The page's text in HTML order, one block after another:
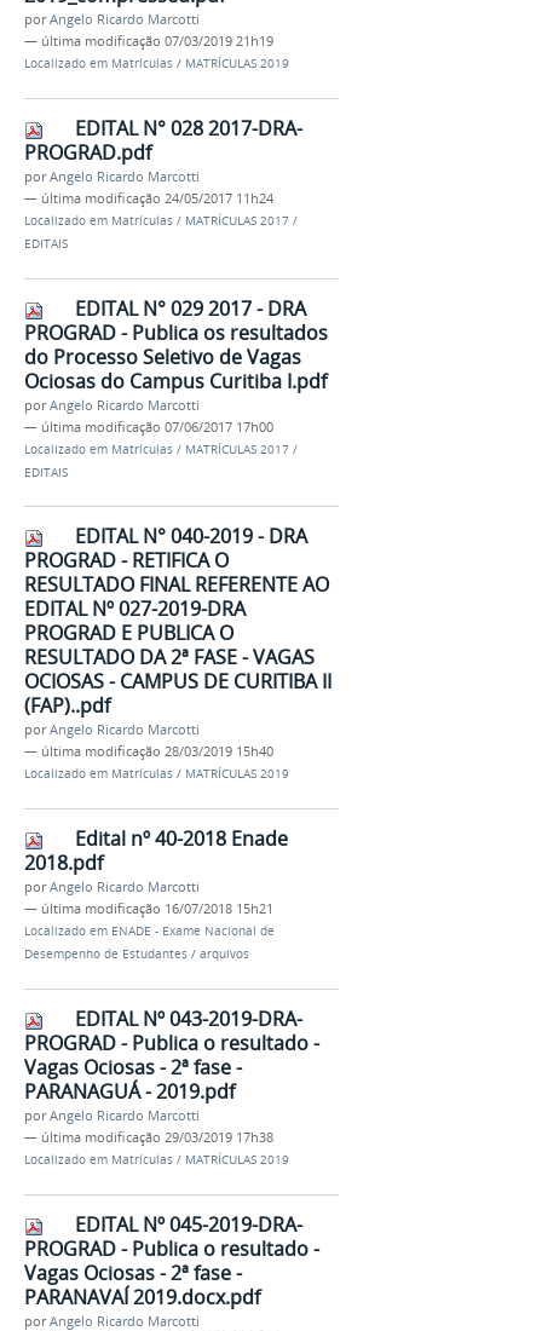
porAngelo Ricardo Marcotti
— última modificação 07/03/2019 21h19
Localizado em Matrículas / MATRÍCULAS 2019
EDITAL N° 028 2017-DRA-
PROGRAD.pdf
porAngelo Ricardo Marcotti
— última modificação 24/05/2017 11h24
Localizado em Matrículas / MATRÍCULAS 2017 /
EDITAIS
EDITAL N° 029 2017 - DRA
PROGRAD - Publica os resultados
do Processo Seletivo de Vagas
Ociosas do Campus Curitiba I.pdf
porAngelo Ricardo Marcotti
— última modificação 07/06/2017 17h00
Localizado em Matrículas / MATRÍCULAS 2017 /
EDITAIS
EDITAL N° 040-2019 - DRA
PROGRAD - RETIFICA O
RESULTADO FINAL REFERENTE AO
EDITAL Nº 027-2019-DRA
PROGRAD E PUBLICA O
RESULTADO DA 2ª FASE - VAGAS
OCIOSAS - CAMPUS DE CURITIBA II
(FAP)..pdf
porAngelo Ricardo Marcotti
— última modificação 28/03/2019 15h40
Localizado em Matrículas / MATRÍCULAS 2019
Edital nº 40-2018 Enade
2018.pdf
porAngelo Ricardo Marcotti
— última modificação 16/07/2018 15h21
Localizado em ENADE - Exame Nacional de
Desempenho de Estudantes / arquivos
EDITAL Nº 043-2019-DRA-
PROGRAD - Publica o resultado -
Vagas Ociosas - 2ª fase -
PARANAGUÁ - 2019.pdf
porAngelo Ricardo Marcotti
— última modificação 29/03/2019 17h38
Localizado em Matrículas / MATRÍCULAS 2019
EDITAL Nº 045-2019-DRA-
PROGRAD - Publica o resultado -
Vagas Ociosas - 2ª fase -
PARANAVAÍ 2019.docx.pdf
porAngelo Ricardo Marcotti